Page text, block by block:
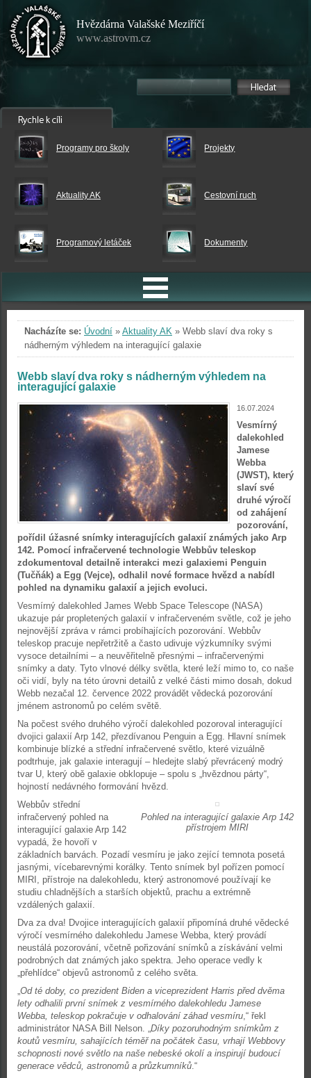
Hvězdárna Valašské Meziříčí
www.astrovm.cz
Programy pro školy Projekty
Aktuality AK Cestovní ruch
Programový letáček Dokumenty
Nacházíte se: Úvodní » Aktuality AK » Webb slaví dva roky s
nádherným výhledem na interagující galaxie
Webb slaví dva roky s nádherným výhledem na
interagující galaxie
16.07.2024
Vesmírný
dalekohled
Jamese
Webba
(JWST), který
slaví své
druhé výročí
od zahájení
pozorování,
pořídil úžasné snímky interagujících galaxií známých jako Arp
142. Pomocí infračervené technologie Webbův teleskop
zdokumentoval detailně interakci mezi galaxiemi Penguin
(Tučňák) a Egg (Vejce), odhalil nové formace hvězd a nabídl
pohled na dynamiku galaxií a jejich evoluci.
Vesmírný dalekohled James Webb Space Telescope (NASA)
ukazuje pár propletených galaxií v infračerveném světle, což je jeho
nejnovější zpráva v rámci probíhajících pozorování. Webbův
teleskop pracuje nepřetržitě a často udivuje výzkumníky svými
vysoce detailními – a neuvěřitelně přesnými – infračervenými
snímky a daty. Tyto vlnové délky světla, které leží mimo to, co naše
oči vidí, byly na této úrovni detailů z velké části mimo dosah, dokud
Webb nezačal 12. července 2022 provádět vědecká pozorování
jménem astronomů po celém světě.
Na počest svého druhého výročí dalekohled pozoroval interagující
dvojici galaxií Arp 142, přezdívanou Penguin a Egg. Hlavní snímek
kombinuje blízké a střední infračervené světlo, které vizuálně
podtrhuje, jak galaxie interagují – hledejte slabý převrácený modrý
tvar U, který obě galaxie obklopuje – spolu s „hvězdnou párty“,
hojností nedávného formování hvězd.
Pohled na interagující galaxie Arp 142
přístrojem MIRI
Webbův střední
infračervený pohled na
interagující galaxie Arp 142
vypadá, že hovoří v
základních barvách. Pozadí vesmíru je jako zející temnota posetá
jasnými, vícebarevnými korálky. Tento snímek byl pořízen pomocí
MIRI, přístroje na dalekohledu, který astronomové používají ke
studiu chladnějších a starších objektů, prachu a extrémně
vzdálených galaxií.
Dva za dva! Dvojice interagujících galaxií připomíná druhé vědecké
výročí vesmírného dalekohledu Jamese Webba, který provádí
neustálá pozorování, včetně pořizování snímků a získávání velmi
podrobných dat známých jako spektra. Jeho operace vedly k
„přehlídce“ objevů astronomů z celého světa.
„Od té doby, co prezident Biden a viceprezident Harris před dvěma
lety odhalili první snímek z vesmírného dalekohledu Jamese
Webba, teleskop pokračuje v odhalování záhad vesmíru,“ řekl
administrátor NASA Bill Nelson. „Díky pozoruhodným snímkům z
koutů vesmíru, sahajících téměř na počátek času, vrhají Webbovy
schopnosti nové světlo na naše nebeské okolí a inspirují budoucí
generace vědců, astronomů a průzkumníků.“